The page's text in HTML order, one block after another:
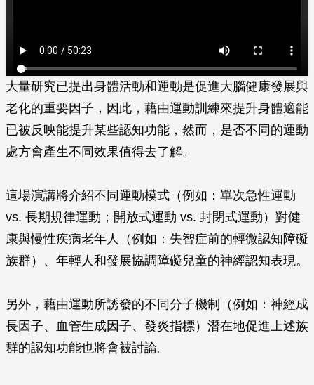
大量研究已提出身體活動和運動是促進大腦健康發展與
老化的重要因子，因此，藉由運動訓練來提升身體適能
已被反映能提升某些認知功能，然而，是否不同的運動
處方會產生不同效果值得去了解。
這場演講將介紹不同運動模式（例如：單次急性運動
vs. 長期規律運動；開放式運動 vs. 封閉式運動）對健
康與慢性疾病老年人（例如：失智症前的輕微認知障礙
族群）、年輕人和發展協調障礙兒童的神經認知表現。
另外，藉由運動所誘發的不同分子機制（例如：神經成
長因子、血管生成因子、發炎指標）潛在地促進上述族
群的認知功能也將會被討論。